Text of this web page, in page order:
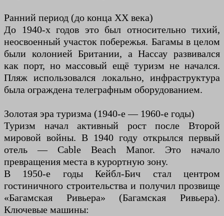
Ранний период (до конца XX века)
До 1940-х годов это был относительно тихий,
неосвоенный участок побережья. Багамы в целом
были колонией Британии, а Нассау развивался
как порт, но массовый ещё туризм не начался.
Пляж использовался локально, инфраструктура
была ограждена телеграфным оборудованием.
Золотая эра туризма (1940-е — 1960-е годы)
Туризм начал активный рост после Второй
мировой войны. В 1940 году открылся первый
отель — Cable Beach Manor. Это начало
превращения места в курортную зону.
В 1950-е годы Кейбл-Бич стал центром
гостиничного строительства и получил прозвище
«Багамская Ривьера» (Багамская Ривьера).
Ключевые машины: